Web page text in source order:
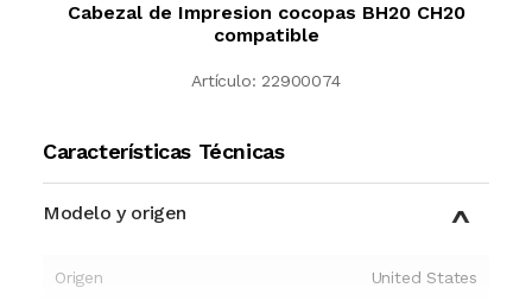
Cabezal de Impresion cocopas BH20 CH20
compatible
Artículo: 22900074
Características Técnicas
Modelo y origen
Origen United States